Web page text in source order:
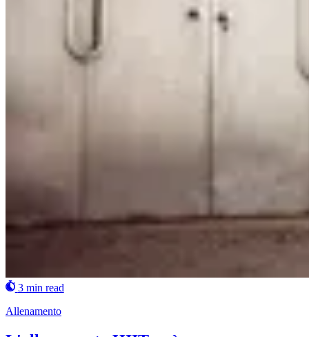
3 min read
Allenamento